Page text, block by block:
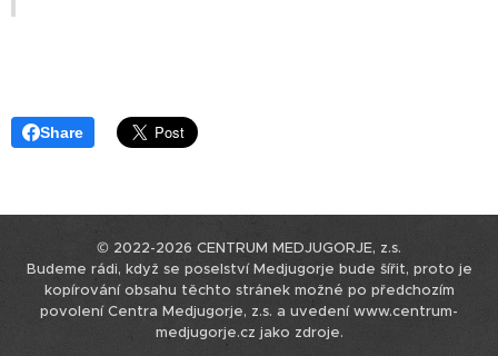
Share
© 2022-2026 CENTRUM MEDJUGORJE, z.s.
Budeme rádi, když se poselství Medjugorje bude šířit, proto je
kopírování obsahu těchto stránek možné po předchozím
povolení Centra Medjugorje, z.s. a uvedení www.centrum-
medjugorje.cz jako zdroje.